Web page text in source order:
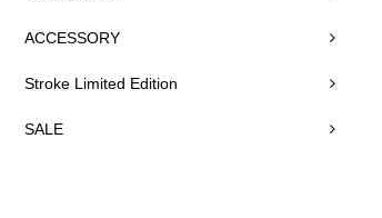
ACCESSORY
Stroke Limited Edition
SALE